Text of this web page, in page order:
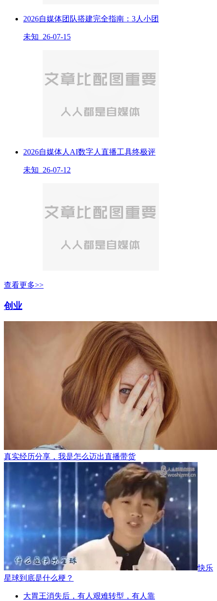
2026自媒体团队搭建完全指南：3人小团
未知 26-07-15
2026自媒体人AI数字人直播工具终极评
未知 26-07-12
查看更多>>
创业
真实经历分享，我是怎么迈出直播带货
快乐
星球到底是什么梗？
大胃王消失后，有人艰难转型，有人靠